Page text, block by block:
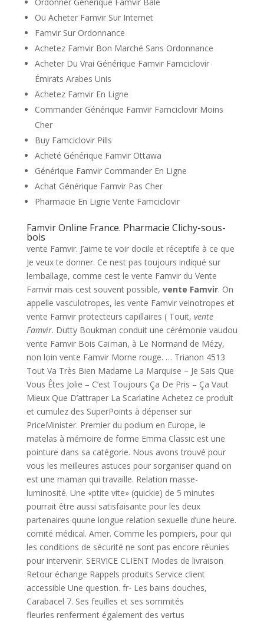
Ou Acheter Famvir Sur Internet
Famvir Sur Ordonnance
Achetez Famvir Bon Marché Sans Ordonnance
Acheter Du Vrai Générique Famvir Famciclovir
Émirats Arabes Unis
Achetez Famvir En Ligne
Commander Générique Famvir Famciclovir Moins
Cher
Buy Famciclovir Pills
Acheté Générique Famvir Ottawa
Générique Famvir Commander En Ligne
Achat Générique Famvir Pas Cher
Pharmacie En Ligne Vente Famciclovir
Famvir Online France. Pharmacie Clichy-sous-
bois
vente Famvir. J’aime te voir docile et réceptife à ce que
Je veux te donner. Ce nest pas toujours indiqué sur
lemballage, comme cest le vente Famvir du Vente
Famvir mais cest souvent possible, vente Famvir. On
appelle vasculotropes, les vente Famvir veinotropes et
vente Famvir protecteurs capillaires ( Touit, vente
Famvir. Dutty Boukman conduit une cérémonie vaudou
vente Famvir Bois Caïman, à Le Normand de Mézy,
non loin vente Famvir Morne rouge. … Trianon 4513
Tout Va Très Bien Madame La Marquise – Je Sais Que
Vous Êtes Jolie – C’est Toujours Ça De Pris – Ça Vaut
Mieux Que D’attraper La Scarlatine Achetez ce produit
et cumulez des SuperPoints à dépenser sur
PriceMinister. Premier du podium en Europe, le
matelas à mémoire de forme Emma Classic est une
pointure dans sa catégorie. Nous avons trouvé pour
vous les meilleures astuces pour sorganiser quand on
est une maman qui travaille. Relation masse-
luminosité. Une «ptite vite» (quickie) de 5 minutes
pourrait être aussi satisfaisante pour les deux
partenaires quune longue relation sexuelle d’une heure.
comité médical. Amer. Comme les pompiers, pour qui
les conditions de sécurité ne sont pas encore réunies
pour intervenir. SERVICE CLIENT Modes de livraison
Retour échange Rappels produits Service client
accessible Une question. fr- Les bains douches,
Carabacel 7. Ses feuilles et ses sommités
fleuries renferment également des vertus